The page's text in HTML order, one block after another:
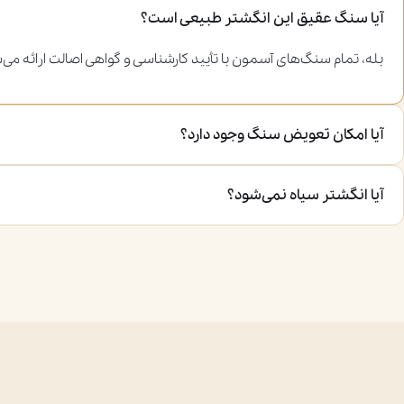
آیا سنگ عقیق این انگشتر طبیعی است؟
بله، تمام سنگ‌های آسمون با تأیید کارشناسی و گواهی اصالت ارائه
آیا امکان تعویض سنگ وجود دارد؟
آیا انگشتر سیاه نمی‌شود؟